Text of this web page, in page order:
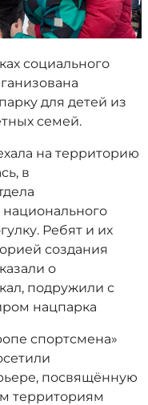
социального
для детей из
семей.
на территорию
в
Ребят и их
создания
о
подружили с
нацпарка
спортсмена»
посвящённую
территориям